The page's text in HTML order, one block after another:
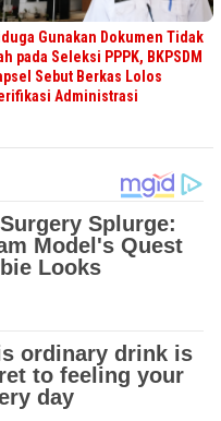
Gunakan Dokumen Tidak
pada Seleksi PPPK, BKPSDM
Sebut Berkas Lolos
Administrasi